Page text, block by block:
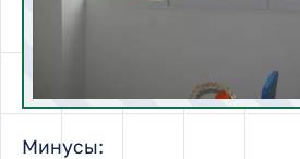
Минусы: